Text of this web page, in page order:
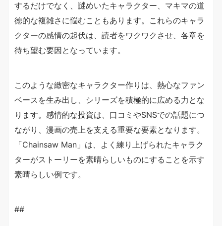
するだけでなく、謎めいたキャラクター、マキマの道
徳的な複雑さに悩むこともあります。これらのキャラ
クターの感情の起伏は、読者をワクワクさせ、各章を
待ち望む要因となっています。
このような緻密なキャラクター作りは、熱心なファン
ベースを生み出し、シリーズを積極的に広める力とな
ります。感情的な投資は、口コミやSNSでの話題につ
ながり、漫画の売上を支える重要な要素となります。
「Chainsaw Man」は、よく練り上げられたキャラク
ターがストーリーを素晴らしいものにすることを示す
素晴らしい例です。
##